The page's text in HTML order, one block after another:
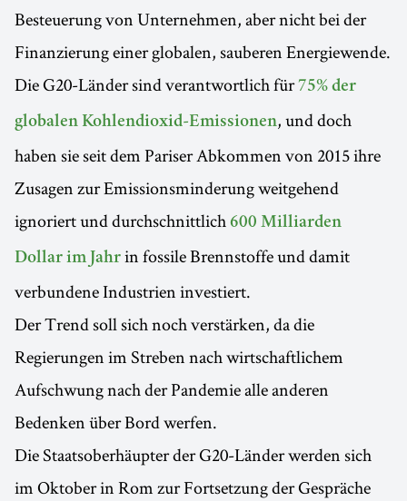
Besteuerung von Unternehmen, aber nicht bei der
Finanzierung einer globalen, sauberen Energiewende.
Die G20-Länder sind verantwortlich für75% der
globalen Kohlendioxid-Emissionen, und doch
haben sie seit dem Pariser Abkommen von 2015 ihre
Zusagen zur Emissionsminderung weitgehend
ignoriert und durchschnittlich 600 Milliarden
Dollar im Jahr in fossile Brennstoffe und damit
verbundene Industrien investiert.
Der Trend soll sich noch verstärken, da die
Regierungen im Streben nach wirtschaftlichem
Aufschwung nach der Pandemie alle anderen
Bedenken über Bord werfen.
Die Staatsoberhäupter der G20-Länder werden sich
im Oktober in Rom zur Fortsetzung der Gespräche